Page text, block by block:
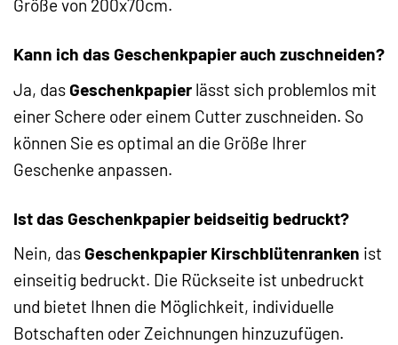
Größe von 200x70cm.
Kann ich das Geschenkpapier auch zuschneiden?
Ja, dasGeschenkpapier lässt sich problemlos mit
einer Schere oder einem Cutter zuschneiden. So
können Sie es optimal an die Größe Ihrer
Geschenke anpassen.
Ist das Geschenkpapier beidseitig bedruckt?
Nein, dasGeschenkpapier Kirschblütenranken ist
einseitig bedruckt. Die Rückseite ist unbedruckt
und bietet Ihnen die Möglichkeit, individuelle
Botschaften oder Zeichnungen hinzuzufügen.